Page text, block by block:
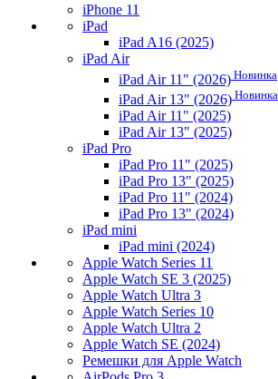
iPhone 11
iPad
iPad A16 (2025)
iPad Air
iPad Air 11" (2026) Новинка
iPad Air 13" (2026) Новинка
iPad Air 11" (2025)
iPad Air 13" (2025)
iPad Pro
iPad Pro 11" (2025)
iPad Pro 13" (2025)
iPad Pro 11" (2024)
iPad Pro 13" (2024)
iPad mini
iPad mini (2024)
Apple Watch Series 11
Apple Watch SE 3 (2025)
Apple Watch Ultra 3
Apple Watch Series 10
Apple Watch Ultra 2
Apple Watch SE (2024)
Ремешки для Apple Watch